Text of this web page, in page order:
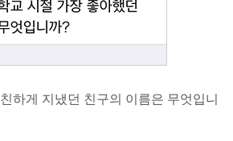
하게 지냈던 친구의 이름은 무엇입니